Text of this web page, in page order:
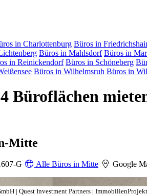
in Charlottenburg Büros in
Büros in Mahlsdorf Büros in
in Reinickendorf Büros in Schöneberg
Büros in Wilhelmsruh Büros in
Büroflächen
Mitte
G Alle Büros in Mitte
Google
| Quest Investment Partners |